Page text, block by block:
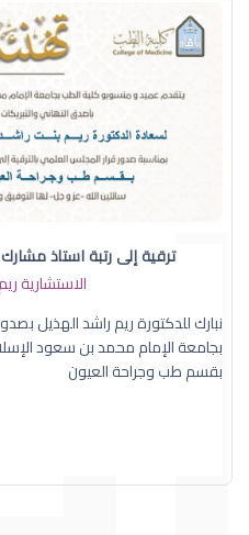
ترقية إلى رتبة استاذ
الاستشارية
نبارك للدكتورة ريم راشد الهذيل
بجامعة الإمام محمد بن سعود
بقسم طب وجراحة العيون